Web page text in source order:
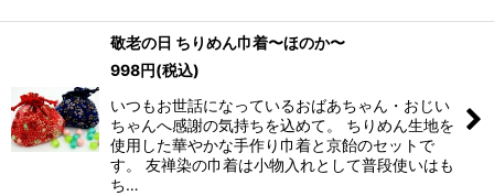
敬老の日 ちりめん巾着〜ほのか〜
998円(税込)
いつもお世話になっているおばあちゃん・おじい
ちゃんへ感謝の気持ちを込めて。 ちりめん生地を
使用した華やかな手作り巾着と京飴のセットで
す。 友禅染の巾着は小物入れとして普段使いはも
ち…